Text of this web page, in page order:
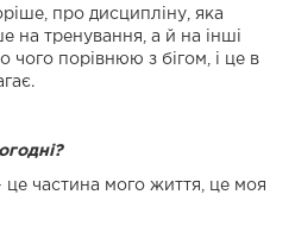
про дисципліну, яка
на тренування, а й на інші
чого порівнюю з бігом, і це в
це частина мого життя, це моя